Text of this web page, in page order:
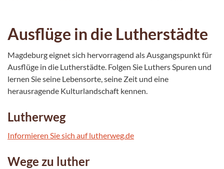
Ausflüge in die Lutherstädte
Magdeburg eignet sich hervorragend als Ausgangspunkt für
Ausflüge in die Lutherstädte. Folgen Sie Luthers Spuren und
lernen Sie seine Lebensorte, seine Zeit und eine
herausragende Kulturlandschaft kennen.
Lutherweg
Informieren Sie sich auf lutherweg.de
Wege zu luther